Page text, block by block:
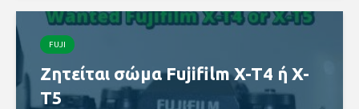
FUJI
Ζητείται σώμα Fujifilm X-T4 ή X-
T5